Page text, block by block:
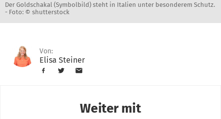
Der Goldschakal (Symbolbild) steht in Italien unter besonderem Schutz.
- Foto: © shutterstock
Von:
Elisa Steiner